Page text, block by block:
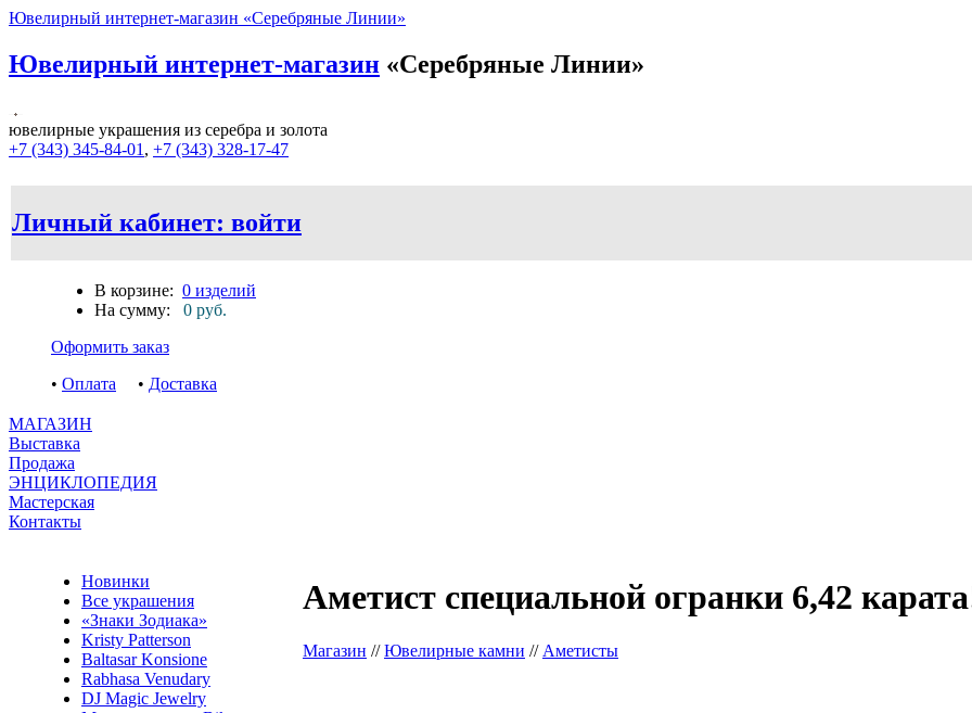
Ювелирный интернет-магазин «Серебряные Линии»
Ювелирный интернет-магазин «Серебряные Линии»
ювелирные украшения из серебра и золота
+7 (343) 345-84-01 , +7 (343) 328-17-47
Личный кабинет: войти
В корзине: 0 изделий
На сумму: 0 руб.
Оформить заказ
• Оплата • Доставка
МАГАЗИН
Выставка
Продажа
ЭНЦИКЛОПЕДИЯ
Мастерская
Контакты
Новинки
Все украшения
«Знаки Зодиака»
Kristy Patterson
Baltasar Konsione
Rabhasa Venudary
DJ Magic Jewelry
Аметист специальной огранки 6,42
Магазин //Ювелирные камни // Аметисты